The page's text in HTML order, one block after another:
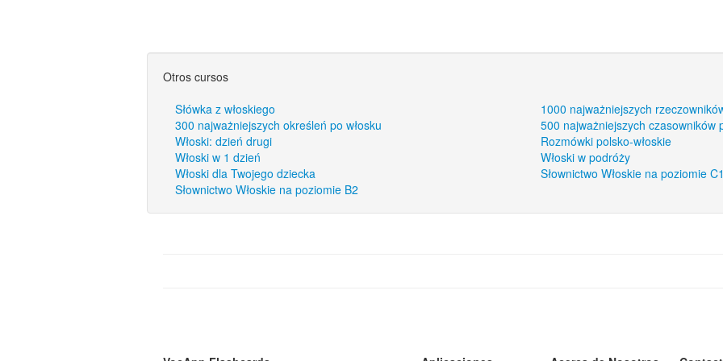
Otros cursos
Słówka z włoskiego
1000 najważniejszych
300 najważniejszych określeń po włosku
500 najważniejszych czasowników
Włoski: dzień drugi
Rozmówki polsko-włoskie
Włoski w 1 dzień
Włoski w podróży
Włoski dla Twojego dziecka
Słownictwo Włoskie na poziomie C1
Słownictwo Włoskie na poziomie B2